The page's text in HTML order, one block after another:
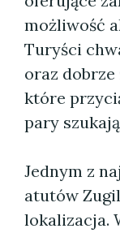
możliwość
Turyści
oraz
które
pary
Jednym z
atutów
lokalizacja.